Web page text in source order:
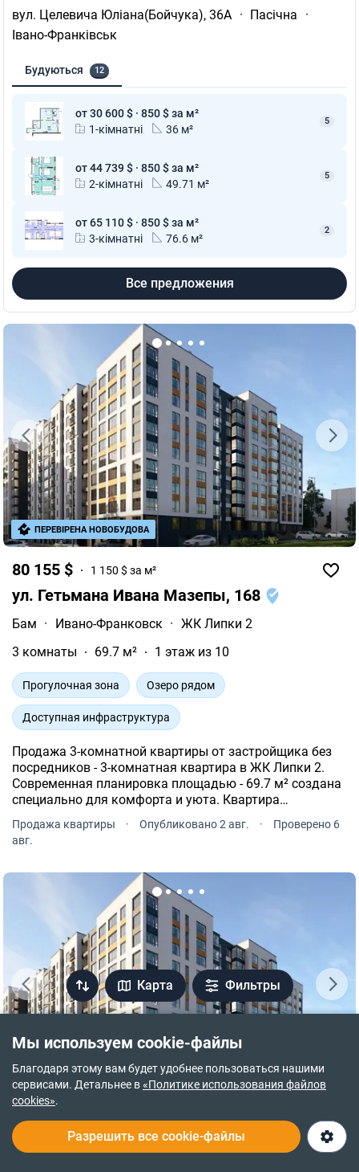
Мы используем cookie-файлы
Благодаря этому вам будет удобнее пользоваться нашими
сервисами. Детальнее в«Политике использования файлов
cookies».
Разрешить все cookie-файлы
Карта Фильтры
вул. Целевича Юліана(Бойчука), 36А · Пасічна
·
Івано-Франківськ
Будуються 12
от 30 600 $ · 850 $ за м²
1-кімнатні
36 м²
5
от 44 739 $ · 850 $ за м²
2-кімнатні
49.71 м²
5
от 65 110 $ · 850 $ за м²
3-кімнатні
76.6 м²
2
Все предложения
80 155 $ 1 150 $ за м²
ул. Гетьмана Ивана Мазепы, 168
Бам · Ивано-Франковск · ЖК Липки 2
3 комнаты
69.7 м² 1 этаж из 10
Прогулочная зона Озеро рядом
Доступная инфраструктура
Продажа 3-комнатной квартиры от застройщика без
посредников - 3-комнатная квартира в ЖК Липки 2.
Современная планировка площадью - 69.7 м² создана
специально для комфорта и уюта. Квартира
расположена на типовом этаже 10-и этажного дома.
Продажа квартиры · Опубликовано 2 авг. ·
Проверено 6
авг.
ПЕРЕВІРЕНА НОВОБУДОВА
79 000 $ 1 250 $ за м²
ул. Гетьмана Ивана Мазепы, 168
ПЕРЕВІРЕНА НОВОБУДОВА